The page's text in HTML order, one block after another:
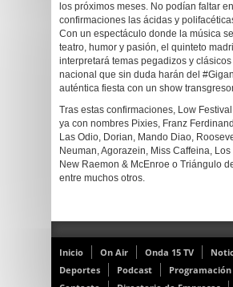
los próximos meses. No podían faltar
confirmaciones las ácidas y
Con un espectáculo donde la música
teatro, humor y pasión, el quinteto
interpretará temas pegadizos y
nacional que sin duda harán del
auténtica fiesta con un show
Tras estas confirmaciones, Low
ya con nombres Pixies, Franz
Las Odio, Dorian, Mando Diao,
Neuman, Agorazein, Miss Caffeina,
New Raemon & McEnroe o Triángulo
entre muchos otros.
Inicio On Air Onda 15 TV
Deportes
Podcast
Programación